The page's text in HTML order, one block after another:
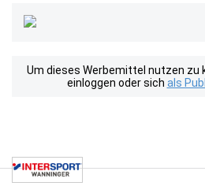
Um dieses Werbemittel nutzen zu
einloggen oder sich als